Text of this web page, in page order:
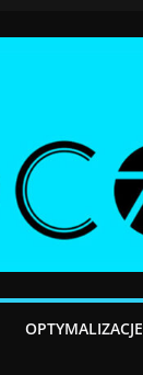
OPTYMALIZACJE